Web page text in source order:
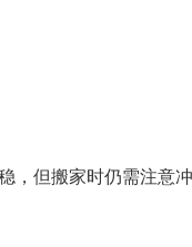
，但搬家时仍需注意